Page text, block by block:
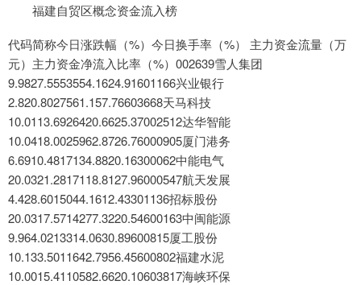
福建自贸区概念资金流入榜
代码简称今日涨跌幅（%）今日换手率（%） 主力资金流量（万
元）主力资金净流入比率（%）002639雪人集团
9.9827.5553554.1624.91601166兴业银行
2.820.8027561.157.76603668天马科技
10.0113.6926420.6625.37002512达华智能
10.0418.0025962.8726.76000905厦门港务
6.6910.4817134.8820.16300062中能电气
20.0321.2817118.8127.96000547航天发展
4.428.6015044.1612.43301136招标股份
20.0317.5714277.3220.54600163中闽能源
9.964.0213314.0630.89600815厦工股份
10.133.5011642.7956.45600802福建水泥
10.0015.4110582.6620.10603817海峡环保